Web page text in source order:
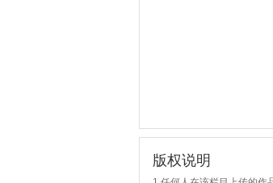
版权说明